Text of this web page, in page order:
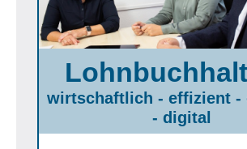
wirtschaftlich - effizient -
- digital